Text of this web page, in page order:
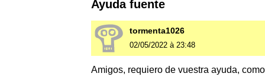
Ayuda fuente
tormenta1026
02/05/2022 à 23:48
Amigos, requiero de vuestra ayuda,